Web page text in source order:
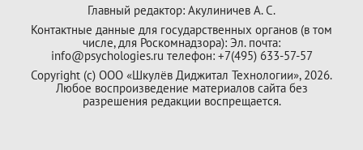
Главный редактор: Акулиничев А. С.
Контактные данные для государственных органов (в том
числе, для Роскомнадзора): Эл. почта:
info@psychologies.ru телефон: +7(495) 633-57-57
Copyright (с) ООО «Шкулёв Диджитал Технологии», 2026.
Любое воспроизведение материалов сайта без
разрешения редакции воспрещается.